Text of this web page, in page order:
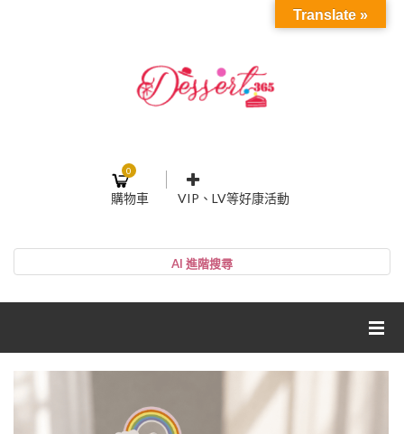
0
購物車 VIP、LV等好康活動
帳號
網紅媽咪蛋糕心得分享
粉絲好康
Translate »